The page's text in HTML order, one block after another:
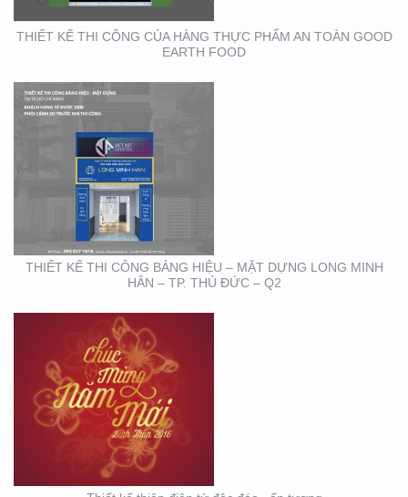
THIẾT KẾ THI CÔNG CỦA HÀNG THỰC PHẨM AN TOÀN GOOD
EARTH FOOD
THIẾT KẾ THI CÔNG BẢNG HIỆU – MẶT DỰNG LONG MINH
HÂN – TP. THỦ ĐỨC – Q2
THIẾT KẾ THIỆP ĐIỆN
TỬ ĐỘC ĐÁO , ẤN
TƯỢNG
HỘI NGHỊ KHOA HỌC
DA LIỄU MIỀN NAM 2020
(BOOTH TRANFA)